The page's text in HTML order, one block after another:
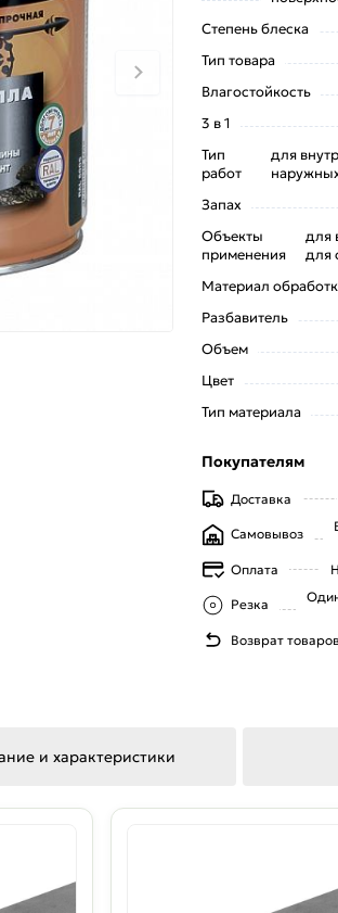
Степень блеска
Тип товара
Влагостойкость
3 в 1
Тип
работ
для
Запах
Объекты
применения
для
для
Материал
Разбавитель
Объем
Цвет
Тип материала
Покупателям
Доставка
Самовывоз
Оплата
Резка
Возврат товаров
и характеристики